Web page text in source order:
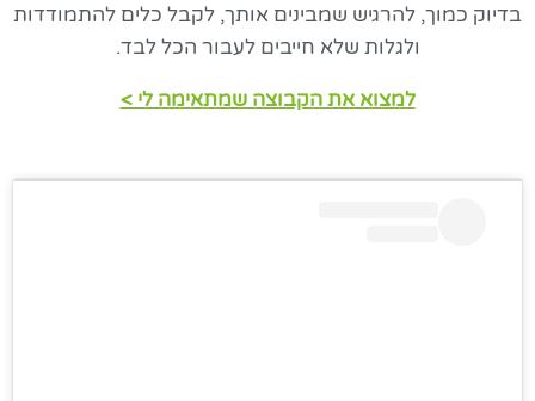
בדיוק כמוך, להרגיש שמבינים אותך, לקבל כלים להתמודדות
ולגלות שלא חייבים לעבור הכל לבד.
למצוא את הקבוצה שמתאימה לי >